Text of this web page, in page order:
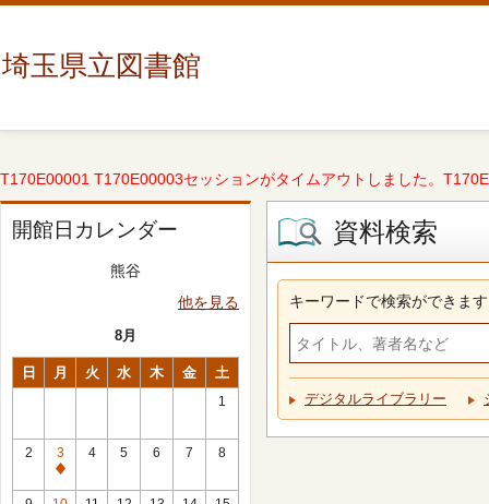
埼玉県立図書館
T170E00001 T170E00003セッションがタイムアウトしました。
開館日カレンダー
熊谷
他を見る
8月
日 月 火 水 木 金 土
1
2
3
休
館
4 5 6 7 8
資料検索
キーワードで検索ができます
デジタルライブラリー